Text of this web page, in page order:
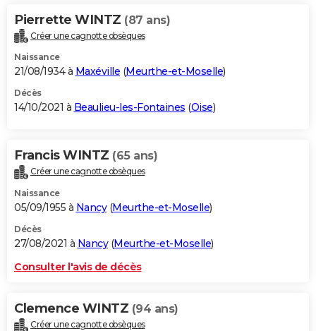
Pierrette WINTZ (87 ans)
Créer une cagnotte obsèques
Naissance
21/08/1934 à Maxéville (Meurthe-et-Moselle)
Décès
14/10/2021 à Beaulieu-les-Fontaines (Oise)
Francis WINTZ (65 ans)
Créer une cagnotte obsèques
Naissance
05/09/1955 à Nancy(Meurthe-et-Moselle)
Décès
27/08/2021 à Nancy(Meurthe-et-Moselle)
Consulter l'avis de décès
Clemence WINTZ (94 ans)
Créer une cagnotte obsèques